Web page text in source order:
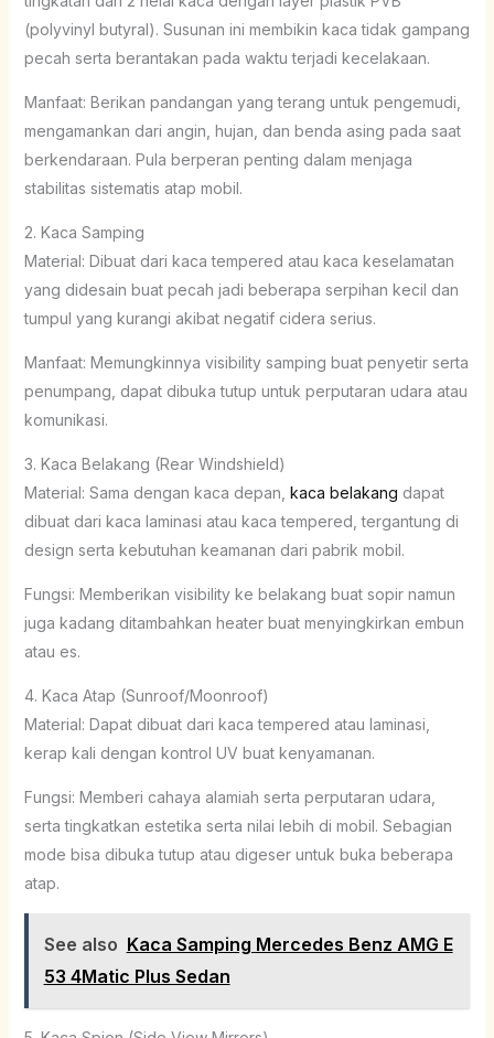
(polyvinyl butyral). Susunan ini membikin kaca tidak gampang
pecah serta berantakan pada waktu terjadi kecelakaan.
Manfaat: Berikan pandangan yang terang untuk pengemudi,
mengamankan dari angin, hujan, dan benda asing pada saat
berkendaraan. Pula berperan penting dalam menjaga
stabilitas sistematis atap mobil.
2. Kaca Samping
Material: Dibuat dari kaca tempered atau kaca keselamatan
yang didesain buat pecah jadi beberapa serpihan kecil dan
tumpul yang kurangi akibat negatif cidera serius.
Manfaat: Memungkinnya visibility samping buat penyetir serta
penumpang, dapat dibuka tutup untuk perputaran udara atau
komunikasi.
3. Kaca Belakang (Rear Windshield)
Material: Sama dengan kaca depan, kaca belakang dapat
dibuat dari kaca laminasi atau kaca tempered, tergantung di
design serta kebutuhan keamanan dari pabrik mobil.
Fungsi: Memberikan visibility ke belakang buat sopir namun
juga kadang ditambahkan heater buat menyingkirkan embun
atau es.
4. Kaca Atap (Sunroof/Moonroof)
Material: Dapat dibuat dari kaca tempered atau laminasi,
kerap kali dengan kontrol UV buat kenyamanan.
Fungsi: Memberi cahaya alamiah serta perputaran udara,
serta tingkatkan estetika serta nilai lebih di mobil. Sebagian
mode bisa dibuka tutup atau digeser untuk buka beberapa
atap.
See also Kaca Samping Mercedes Benz AMG E
53 4Matic Plus Sedan